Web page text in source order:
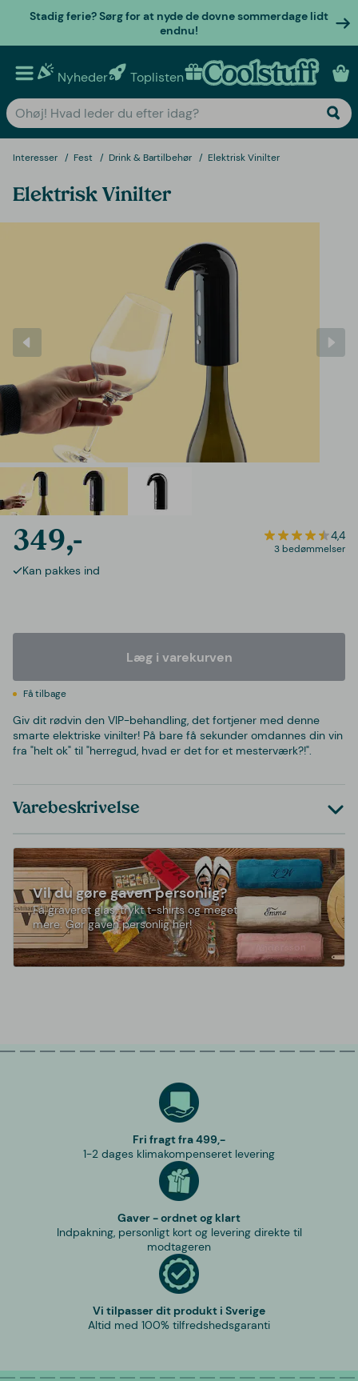
Stadig ferie? Sørg for at nyde de dovne sommerdage lidt
endnu!
Nyheder Toplisten Personlige gaver
Interesser Fest Drink & Bartilbehør Elektrisk Vinilter
Elektrisk Vinilter
349,- 4,4
3 bedømmelser
Kan pakkes ind
Læg i varekurven
Få tilbage
Giv dit rødvin den VIP-behandling, det fortjener med denne
smarte elektriske vinilter! På bare få sekunder omdannes din vin
fra "helt ok" til "herregud, hvad er det for et mesterværk?!".
Varebeskrivelse
Vil du gøre gaven personlig?
Få graveret glas, trykt t-shirts og meget
mere. Gør gaven personlig her!
Fri fragt fra 499,-
1-2 dages klimakompenseret levering
Gaver - ordnet og klart
Indpakning, personligt kort og levering direkte til
modtageren
Vi tilpasser dit produkt i Sverige
Altid med 100% tilfredshedsgaranti